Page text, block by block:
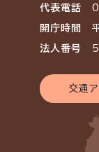
代表電話
開庁時間
法人番号
交通